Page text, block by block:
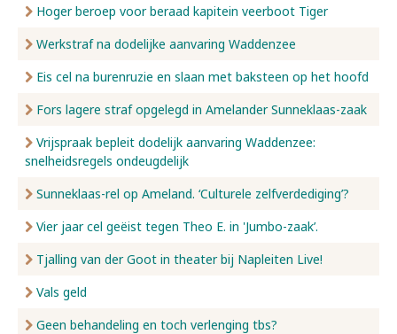
Hoger beroep voor beraad kapitein veerboot Tiger
Werkstraf na dodelijke aanvaring Waddenzee
Eis cel na burenruzie en slaan met baksteen op het hoofd
Fors lagere straf opgelegd in Amelander Sunneklaas-zaak
Vrijspraak bepleit dodelijk aanvaring Waddenzee:
snelheidsregels ondeugdelijk
Sunneklaas-rel op Ameland. ‘Culturele zelfverdediging’?
Vier jaar cel geëist tegen Theo E. in 'Jumbo-zaak’.
Tjalling van der Goot in theater bij Napleiten Live!
Vals geld
Geen behandeling en toch verlenging tbs?